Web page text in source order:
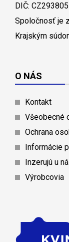
DIČ:
Spoločnosť je
Krajským
O NÁS
Kontakt
Všeobecné
Ochrana
Informácie
Inzerujú u
Výrobcovia